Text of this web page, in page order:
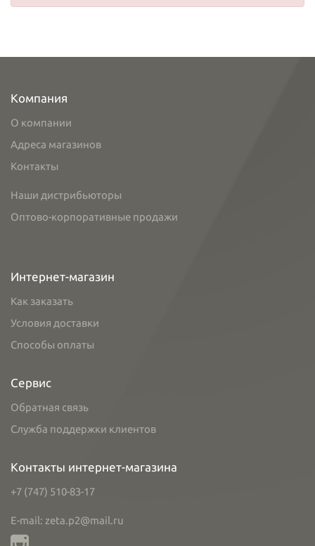
Компания
О компании
Адреса магазинов
Контакты
Наши дистрибьюторы
Оптово-корпоративные продажи
Интернет-магазин
Как заказать
Условия доставки
Способы оплаты
Сервис
Обратная связь
Служба поддержки клиентов
Контакты интернет-магазина
+7 (747) 510-83-17
E-mail: zeta.p2@mail.ru